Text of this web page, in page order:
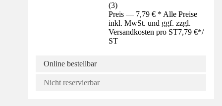
(3)
Preis — 7,79 € * Alle Preise
inkl. MwSt. und ggf. zzgl.
Versandkosten pro ST7,79 €*/
ST
Online bestellbar
Nicht reservierbar